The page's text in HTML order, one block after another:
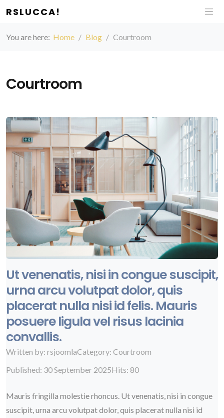
RSLUCCA!
You are here: Home Blog Courtroom
Courtroom
Ut venenatis, nisi in congue suscipit,
urna arcu volutpat dolor, quis
placerat nulla nisi id felis. Mauris
posuere ligula vel risus lacinia
convallis.
Written by: rsjoomlaCategory: Courtroom
Published: 30 September 2025Hits: 80
Mauris fringilla molestie rhoncus. Ut venenatis, nisi in congue
suscipit, urna arcu volutpat dolor, quis placerat nulla nisi id